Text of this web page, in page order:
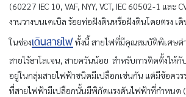
(60227 IEC 10, VAF, NYY, VCT, IEC 60502-1 และ
งานวางบนเคเบิล ร้อยท่อฝังดินหรือฝังดินโดยตรง เ
ในช่องเดินสายไฟทั้งนี้ สายไฟที่มีคุณสมบัติพิเศษต่
สายไร้ฮาโลเจน, สายควันน้อย สำหรับการติดตั้งให้
อยู่ในกลุ่มสายไฟฟ้าชนิดมีเปลือกเช่นกัน แต่มีข้อคว
ที่สายไฟฟ้ามีเปลือกนั้นมีพิกัดแรงดันไฟฟ้าที่กำหนด